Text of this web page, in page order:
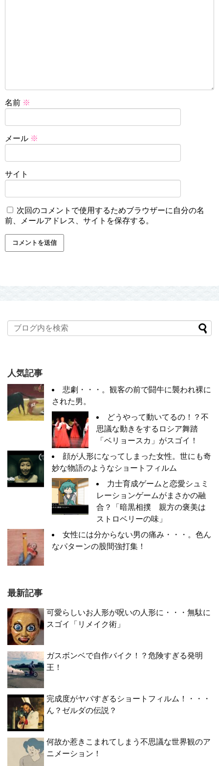
名前 ※
メール ※
サイト
次回のコメントで使用するためブラウザーに自分の名
前、メールアドレス、サイトを保存する。
人気記事
悲劇・・・。観客の前で闘牛に襲われ裸に
された男。
どうやって動いてるの！？不
思議な動きをするロシア舞踏
「ベリョースカ」がスゴイ！
顔が人形になってしまった女性。世にも奇
妙な物語のようなショートフィルム
力士育成ゲームと恋愛シュミ
レーションゲームがまさかの融
合？「暗黒相撲 親方の褒美は
ストロベリーの味」
女性には分からない男の痛み・・・。色ん
なパターンの股間強打集！
最新記事
可愛らしいお人形が呪いの人形に・・・無駄に
スゴイ「リメイク術」
ガスボンベで自作バイク！？危険すぎる発明
王！
完成度がヤバすぎるショートフィルム！・・・
ん？ゼルダの伝説？
何故か惹きこまれてしまう不思議な世界観のア
ニメーション！